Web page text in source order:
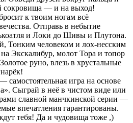
сокровища — и на выход!
к твоим ногам всё
Отправь в небытие
и Локи до Шивы и Плутона.
Тонким человеком и лох-несским
Экскалибур, молот Тора и топор
руно, влезь в хрустальные
игра на основе
Сыграй в неё в чистом виде или
славной манчкинской серии —
впечатления гарантированы.
тебя! Да и чудовища тоже ,)